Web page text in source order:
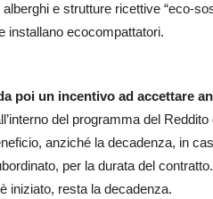
e strutture ricettive “eco-
installano ecocompattatori.
poi un incentivo ad accettare
del programma del
anziché la decadenza, in
per la durata del
iniziato, resta la decadenza.